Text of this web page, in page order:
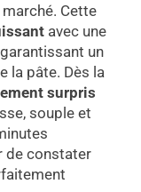
Cette
avec une
un
la pâte. Dès la
surpris
souple et
de constater